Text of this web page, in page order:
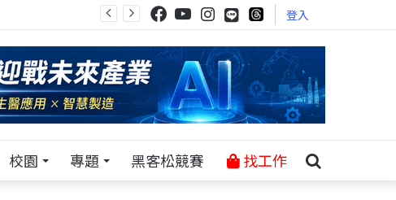
登入
校園 專題 黑客松競賽 找工作